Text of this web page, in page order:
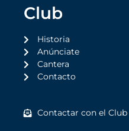
Club
Historia
Anúnciate
Cantera
Contacto
Contactar con el Club